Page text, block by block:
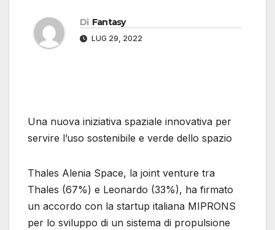
Di Fantasy
LUG 29, 2022
Una nuova iniziativa spaziale innovativa per
servire l’uso sostenibile e verde dello spazio
Thales Alenia Space, la joint venture tra
Thales (67%) e Leonardo (33%), ha firmato
un accordo con la startup italiana MIPRONS
per lo sviluppo di un sistema di propulsione